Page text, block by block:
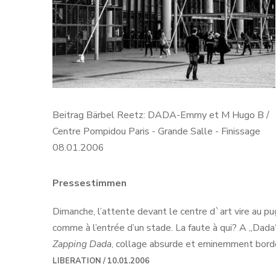
Beitrag Bärbel Reetz: DADA-Emmy et M Hugo B /
Centre Pompidou Paris - Grande Salle - Finissage
08.01.2006
Pressestimmen
Dimanche, l’attente devant le centre d`art vire au
comme à l’entrée d’un stade. La faute à qui? A
Zapping Dada, collage absurde et eminemment
LIBERATION / 10.01.2006